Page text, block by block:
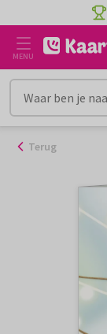
naar
inhoud
MENU
Terug